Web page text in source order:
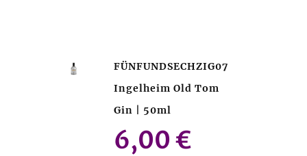
FÜNFUNDSECHZIG07
Ingelheim Old Tom
Gin | 50ml
6,00 €